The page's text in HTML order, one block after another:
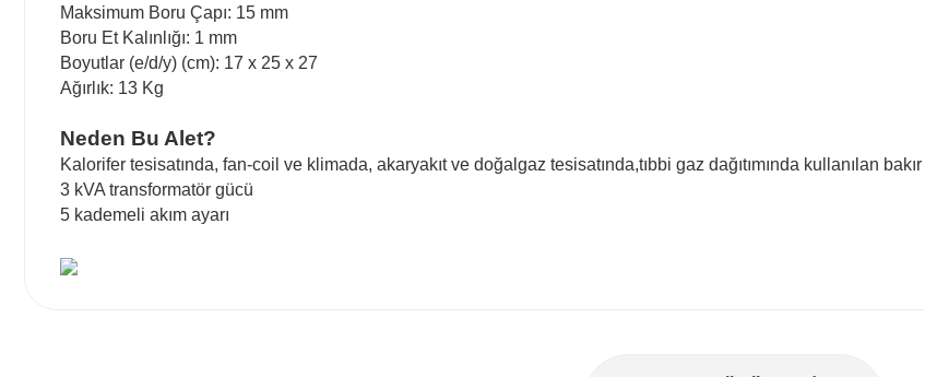
Maksimum Boru Çapı: 15 mm
Boru Et Kalınlığı: 1 mm
Boyutlar (e/d/y) (cm): 17 x 25 x 27
Ağırlık: 13 Kg
Neden Bu Alet?
Kalorifer tesisatında, fan-coil ve klimada, akaryakıt ve doğalgaz tesisatında,tıbbi gaz dağıtımında kullanılan bakır
3 kVA transformatör gücü
5 kademeli akım ayarı